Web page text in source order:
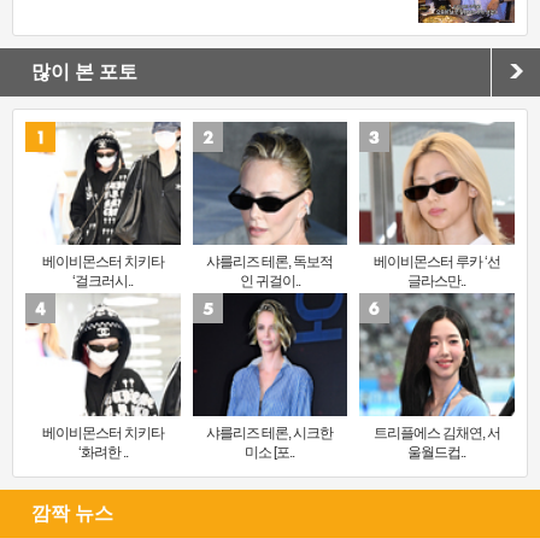
많이 본 포토
베이비몬스터 치키타
‘걸크러시..
샤를리즈 테론, 독보적
인 귀걸이..
베이비몬스터 루카 ‘선
글라스만..
베이비몬스터 치키타
‘화려한 ..
샤를리즈 테론, 시크한
미소 [포..
트리플에스 김채연, 서
울월드컵..
깜짝 뉴스